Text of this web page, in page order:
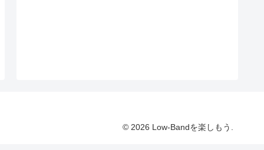
© 2026 Low-Bandを楽しもう.